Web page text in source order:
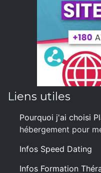
Liens utiles
Pourquoi j'ai choisi
hébergement pour
Infos Speed Dating
Infos Formation